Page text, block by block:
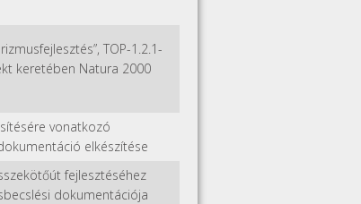
TOP-1.2.1-
keretében Natura 2000
vonatkozó
elkészítése
fejlesztéséhez
dokumentációja